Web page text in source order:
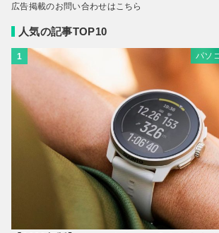
広告掲載のお問い合わせはこちら
人気の記事TOP10
1 パソ